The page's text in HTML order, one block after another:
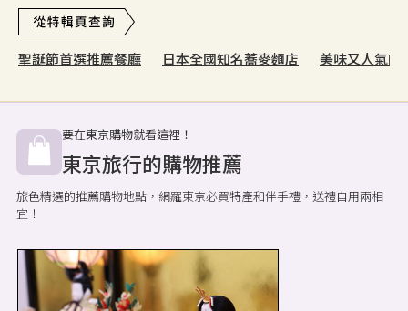
聖誕節首選推薦餐廳 日本全國知名蕎麥麵店 美味又人氣的
要在東京購物就看這裡！
東京旅行的購物推薦
旅色精選的推薦購物地點，網羅東京必買特產和伴手禮，送禮自用兩相
宜！